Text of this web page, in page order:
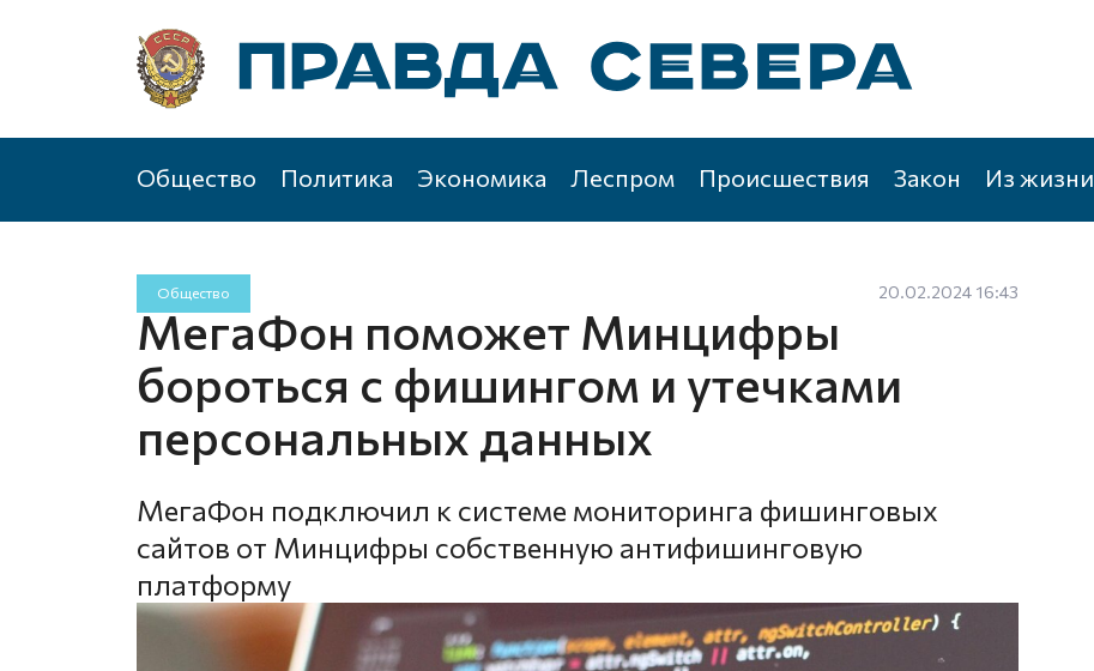
Общество Политика Экономика Леспром Происшествия Закон Из жизни
Общество 20.02.2024 16:43
МегаФон поможет Минцифры
бороться с фишингом и утечками
персональных данных
МегаФон подключил к системе мониторинга фишинговых
сайтов от Минцифры собственную антифишинговую
платформу